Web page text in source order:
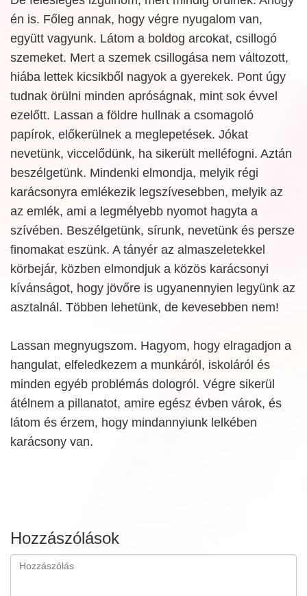
én is. Főleg annak, hogy végre nyugalom van,
együtt vagyunk. Látom a boldog arcokat, csillogó
szemeket. Mert a szemek csillogása nem változott,
hiába lettek kicsikből nagyok a gyerekek. Pont úgy
tudnak örülni minden apróságnak, mint sok évvel
ezelőtt. Lassan a földre hullnak a csomagoló
papírok, előkerülnek a meglepetések. Jókat
nevetünk, viccelődünk, ha sikerült melléfogni. Aztán
beszélgetünk. Mindenki elmondja, melyik régi
karácsonyra emlékezik legszívesebben, melyik az
az emlék, ami a legmélyebb nyomot hagyta a
szívében. Beszélgetünk, sírunk, nevetünk és persze
finomakat eszünk. A tányér az almaszeletekkel
körbejár, közben elmondjuk a közös karácsonyi
kívánságot, hogy jövőre is ugyanennyien legyünk az
asztalnál. Többen lehetünk, de kevesebben nem!
Lassan megnyugszom. Hagyom, hogy elragadjon a
hangulat, elfeledkezem a munkáról, iskoláról és
minden egyéb problémás dologról. Végre sikerül
átélnem a pillanatot, amire egész évben várok, és
látom és érzem, hogy mindannyiunk lelkében
karácsony van.
Hozzászólások